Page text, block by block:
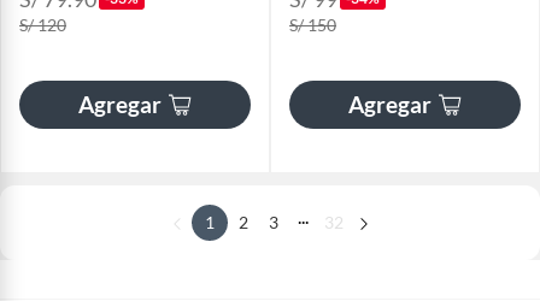
S/ 120
Agregar
S/ 150
Agregar
1 2 3 ... 32